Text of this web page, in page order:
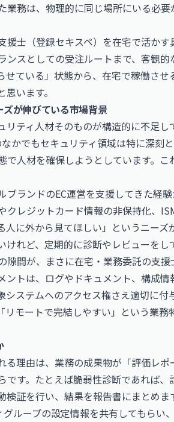
業務は、物理的に同じ場所にいる必
援士（登録セキスペ）を在宅で活か
ンスとしての受注ルートまで、客観
せている」状態から、在宅で稼働さ
います。
が伸びている市場背景
リティ人材そのものが構造的に不足
かでもセキュリティ領域は特に深刻
で人材を確保しようとしています。
ランドのEC運営を支援してきた経
クレジットカード情報の非保持化、
人に外から見てほしい」というニーズ
れど、定期的に診断やレビューをし
間が、まさに在宅・業務委託の支援
ントは、ログやドキュメント、構成
システムへのアクセス権さえ適切に
リモートで完結しやすい」という業
る理由は、業務の成果物が「評価レ
です。たとえば脆弱性診断であれば
証を行い、結果を報告書にまとめま
ループの設定情報を共有してもらい